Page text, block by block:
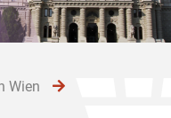
Wien